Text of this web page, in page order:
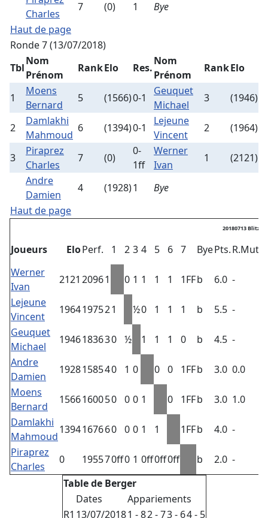
Charles
7 (0) 1
Bye
Haut de page
Ronde 7 (13/07/2018)
Tbl
Nom
Prénom
RankElo Res.
Nom
Prénom
RankElo
1
Moens
Bernard
5 (1566)0-1
Geuquet
Michael
3 (1946)
2
Damlakhi
Mahmoud
6 (1394)0-1
Lejeune
Vincent
2 (1964)
3
Piraprez
Charles
7 (0)
0-
1ff
Werner
Ivan
1
(2121)
Andre
Damien
4 (1928)1
Bye
Haut de page
20180713 Blitz2
Joueurs EloPerf. 1 2 3 4 5 6 7 ByePts.R.Mut
Werner
Ivan
2121 20961 0 1 1 1 1 1FFb 6.0 -
Lejeune
Vincent
1964197521 ½0 1 1 1 b 5.5 -
Geuquet
Michael
1946183630 ½ 1 1 1 0 b 4.5 -
Andre
Damien
1928158540 1 0 0 0 1FFb 3.0 0.0
Moens
Bernard
1566160050 0 0 1 0 1FFb 3.0 1.0
Damlakhi
Mahmoud
1394167660 0 0 1 1 1FFb 4.0 -
Piraprez
Charles
0 195570ff0 1 0ff0ff0ff b 2.0 -
Table de Berger
Dates
Appariements
R1 13/07/20181 - 82 - 73 - 64 - 5